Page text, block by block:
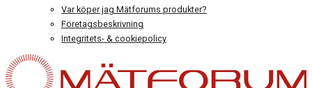
Var köper jag Mätforums produkter?
Företagsbeskrivning
Integritets- & cookiepolicy